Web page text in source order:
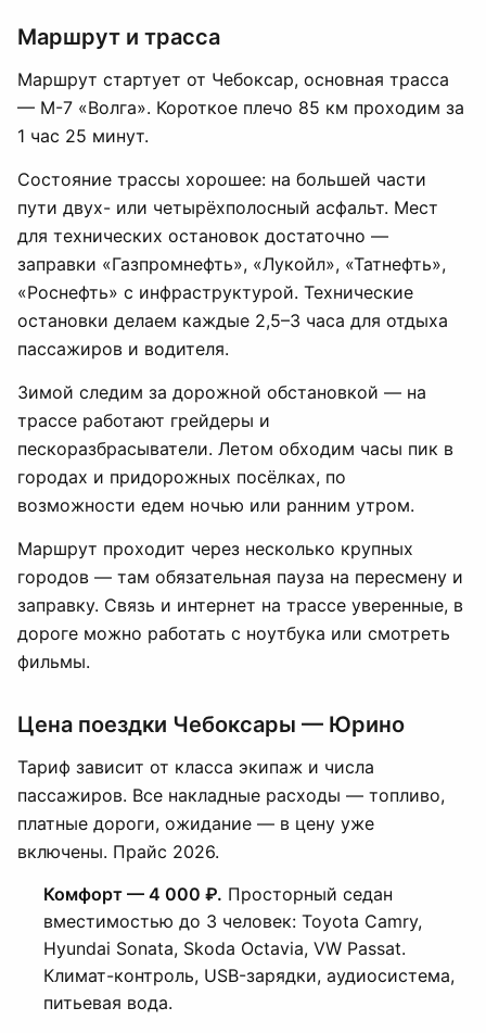
Маршрут и трасса
Маршрут стартует от Чебоксар, основная трасса
— М-7 «Волга». Короткое плечо 85 км проходим за
1 час 25 минут.
Состояние трассы хорошее: на большей части
пути двух- или четырёхполосный асфальт. Мест
для технических остановок достаточно —
заправки «Газпромнефть», «Лукойл», «Татнефть»,
«Роснефть» с инфраструктурой. Технические
остановки делаем каждые 2,5–3 часа для отдыха
пассажиров и водителя.
Зимой следим за дорожной обстановкой — на
трассе работают грейдеры и
пескоразбрасыватели. Летом обходим часы пик в
городах и придорожных посёлках, по
возможности едем ночью или ранним утром.
Маршрут проходит через несколько крупных
городов — там обязательная пауза на пересмену и
заправку. Связь и интернет на трассе уверенные, в
дороге можно работать с ноутбука или смотреть
фильмы.
Цена поездки Чебоксары — Юрино
Тариф зависит от класса экипаж и числа
пассажиров. Все накладные расходы — топливо,
платные дороги, ожидание — в цену уже
включены. Прайс 2026.
Комфорт — 4 000 ₽. Просторный седан
вместимостью до 3 человек: Toyota Camry,
Hyundai Sonata, Skoda Octavia, VW Passat.
Климат-контроль, USB-зарядки, аудиосистема,
питьевая вода.